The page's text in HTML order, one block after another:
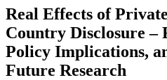
Real Effects of
Country Disclosure –
Policy Implications,
Future Research